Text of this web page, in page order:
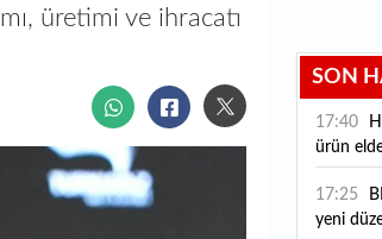
üretimi ve ihracatı
SON
17:40
ürün
17:25
yeni